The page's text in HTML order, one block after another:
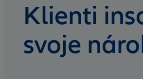
Klienti
svoje